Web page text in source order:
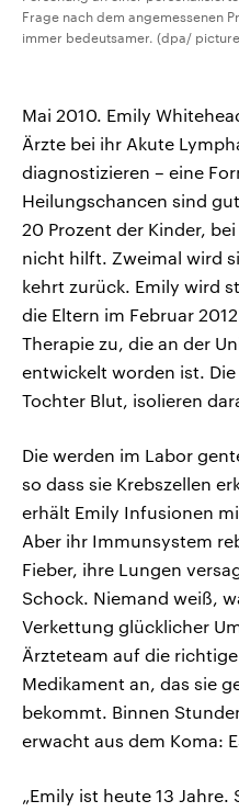
Frage nach dem angemessenen
immer bedeutsamer. (dpa/
Mai 2010. Emily
Ärzte bei ihr Akute
diagnostizieren – eine
Heilungschancen sind
20 Prozent der Kinder,
nicht hilft. Zweimal wird
kehrt zurück. Emily wird
die Eltern im Februar
Therapie zu, die an der
entwickelt worden ist.
Tochter Blut, isolieren
Die werden im Labor
so dass sie Krebszellen
erhält Emily Infusionen
Aber ihr Immunsystem
Fieber, ihre Lungen
Schock. Niemand weiß,
Verkettung glücklicher
Ärzteteam auf die
Medikament an, das sie
bekommt. Binnen
erwacht aus dem Koma:
„Emily ist heute 13